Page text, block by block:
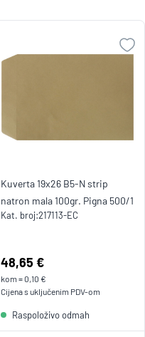
Kuverta 19x26 B5-N strip
natron mala 100gr. Pigna 500/1
Kat. broj:217113-EC
Cijena:
48,65 €
kom =0,10 €
Cijena s uključenim PDV-om
Raspoloživo odmah